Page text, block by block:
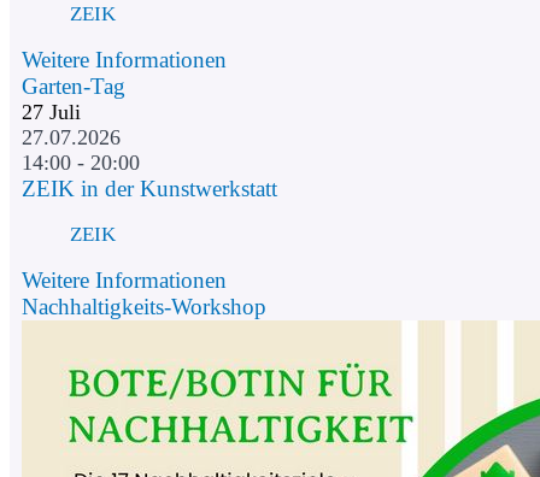
ZEIK
Weitere Informationen
Garten-Tag
27 Juli
27.07.2026
14:00 - 20:00
ZEIK in der Kunstwerkstatt
ZEIK
Weitere Informationen
Nachhaltigkeits-Workshop